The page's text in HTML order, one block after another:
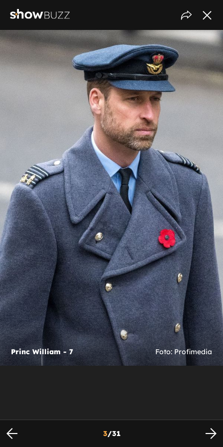
Princ William - 7 Foto: Profimedia
3/31